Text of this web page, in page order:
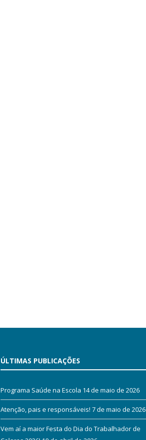
ÚLTIMAS PUBLICAÇÕES
Programa Saúde na Escola 14 de maio de 2026
Atenção, pais e responsáveis! 7 de maio de 2026
Vem aí a maior Festa do Dia do Trabalhador de